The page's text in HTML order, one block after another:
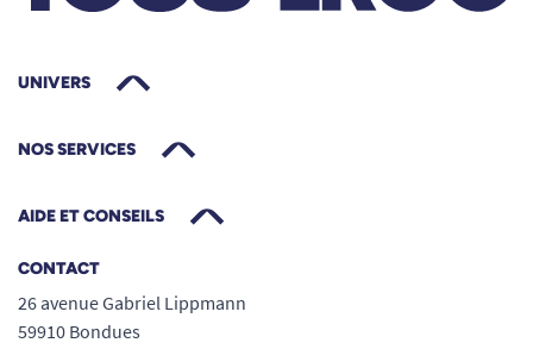
zone de fixation pour plus de sécurité et
Profondeur : 1,7 cm : faible épaisseur pour
de la pièce.
manipulation intuitive et une longévité
Son design épuré et sa teinte neutre lui
permettent de se faire oublier dans toutes les
ambiances, modernes ou classiques. Il
UNIVERS
NOS SERVICES
AIDE ET CONSEILS
CONTACT
26 avenue Gabriel Lippmann
59910 Bondues